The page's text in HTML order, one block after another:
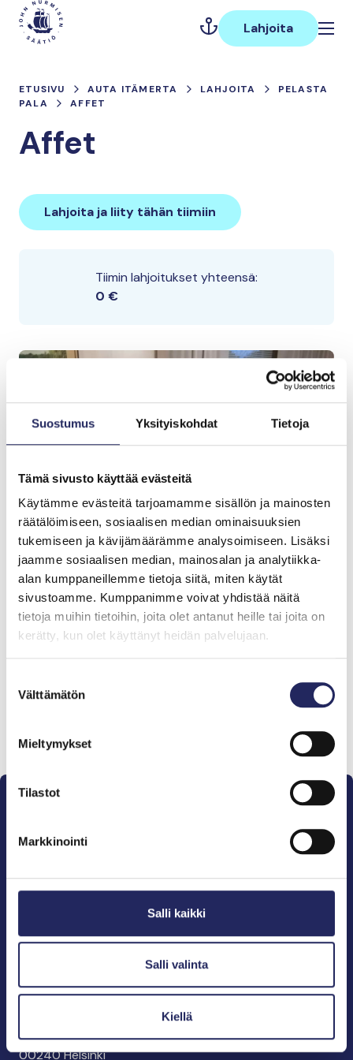
Suostumus Yksityiskohdat Tietoja
Tämä sivusto käyttää evästeitä
Käytämme evästeitä tarjoamamme sisällön ja mainosten
räätälöimiseen, sosiaalisen median ominaisuuksien
tukemiseen ja kävijämäärämme analysoimiseen. Lisäksi
jaamme sosiaalisen median, mainosalan ja analytiikka-
alan kumppaneillemme tietoja siitä, miten käytät
sivustoamme. Kumppanimme voivat yhdistää näitä
tietoja muihin tietoihin, joita olet antanut heille tai joita on
kerätty, kun olet käyttänyt heidän palvelujaan.
valinta
Välttämätön
Mieltymykset
Tilastot
Markkinointi
Salli kaikki
Salli valinta
Kiellä
Hyppää
sisältöön
Päävalikko
Lahjoita
ETUSIVU AUTA ITÄMERTA LAHJOITA
PELASTA
PALA
AFFET
Affet
Lahjoita ja liity tähän tiimiin
Tiimin lahjoitukset yhteensä:
0 €
Tiimille tehdyt
John Nurmisen Säätiö on Itämeren suojelija, meren
puolestapuhuja, merikulttuurin vaalija ja
merikirjallisuuden kustantaja.
John Nurmisen Säätiö sr.
Pasilankatu 2
00240 Helsinki